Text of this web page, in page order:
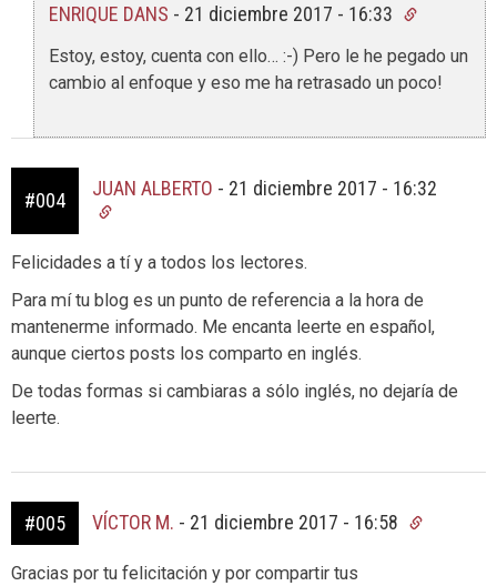
ENRIQUE DANS - 21 diciembre 2017 - 16:33
Estoy, estoy, cuenta con ello… :-) Pero le he pegado un
cambio al enfoque y eso me ha retrasado un poco!
#004
JUAN ALBERTO - 21 diciembre 2017 - 16:32
Felicidades a tí y a todos los lectores.
Para mí tu blog es un punto de referencia a la hora de
mantenerme informado. Me encanta leerte en español,
aunque ciertos posts los comparto en inglés.
De todas formas si cambiaras a sólo inglés, no dejaría de
leerte.
#005 VÍCTOR M. - 21 diciembre 2017 - 16:58
Gracias por tu felicitación y por compartir tus